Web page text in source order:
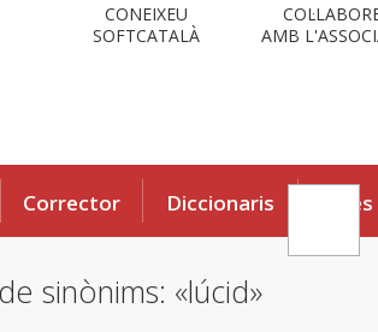
CONEIXEU
SOFTCATALÀ
AMB
Corrector Diccionaris Eines
sinònims: «lúcid»